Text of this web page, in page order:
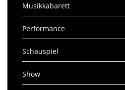
Musikkabarett
Performance
Schauspiel
Show